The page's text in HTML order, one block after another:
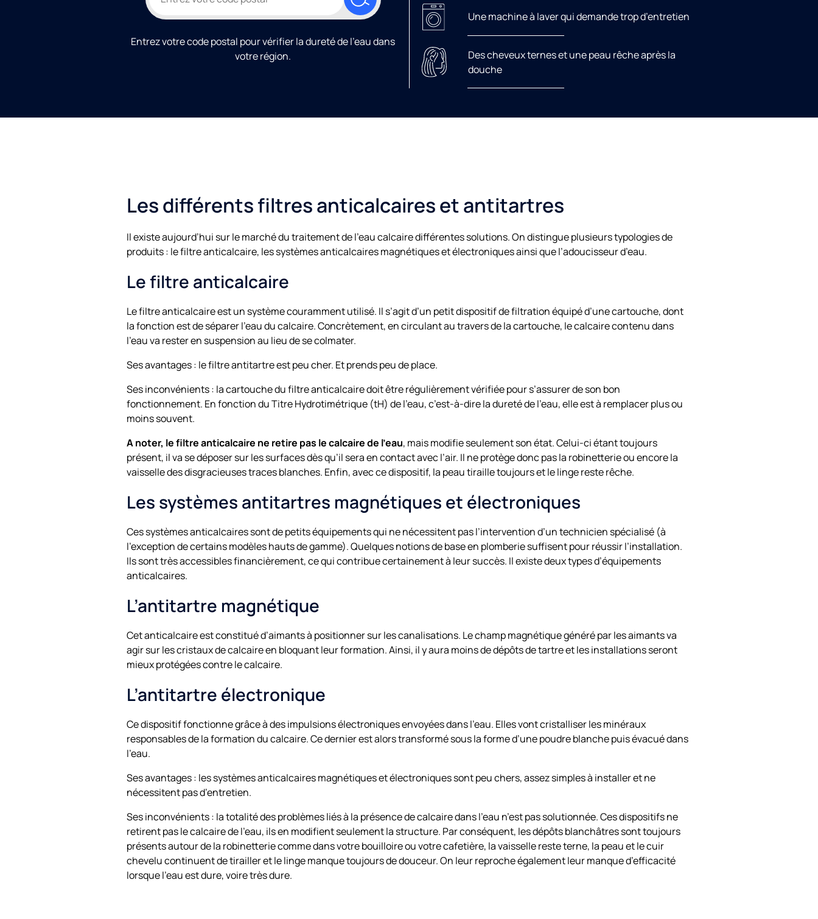
Entrez votre code postal pour vérifier la dureté de l'eau dans
votre région.
Une machine à laver qui demande trop d’entretien
Des cheveux ternes et une peau rêche après la
douche
Les différents filtres anticalcaires et antitartres
Il existe aujourd’hui sur le marché du traitement de l’eau calcaire différentes solutions. On distingue plusieurs typologies de
produits : le filtre anticalcaire, les systèmes anticalcaires magnétiques et électroniques ainsi que l’adoucisseur d’eau.
Le filtre anticalcaire
Le filtre anticalcaire est un système couramment utilisé. Il s’agit d’un petit dispositif de filtration équipé d’une cartouche, dont
la fonction est de séparer l’eau du calcaire. Concrètement, en circulant au travers de la cartouche, le calcaire contenu dans
l’eau va rester en suspension au lieu de se colmater.
Ses avantages : le filtre antitartre est peu cher. Et prends peu de place.
Ses inconvénients : la cartouche du filtre anticalcaire doit être régulièrement vérifiée pour s’assurer de son bon
fonctionnement. En fonction du Titre Hydrotimétrique (tH) de l’eau, c’est-à-dire la dureté de l’eau, elle est à remplacer plus ou
moins souvent.
A noter, le filtre anticalcaire ne retire pas le calcaire de l’eau, mais modifie seulement son état. Celui-ci étant toujours
présent, il va se déposer sur les surfaces dès qu’il sera en contact avec l’air. Il ne protège donc pas la robinetterie ou encore la
vaisselle des disgracieuses traces blanches. Enfin, avec ce dispositif, la peau tiraille toujours et le linge reste rêche.
Les systèmes antitartres magnétiques et électroniques
Ces systèmes anticalcaires sont de petits équipements qui ne nécessitent pas l’intervention d’un technicien spécialisé (à
l’exception de certains modèles hauts de gamme). Quelques notions de base en plomberie suffisent pour réussir l’installation.
Ils sont très accessibles financièrement, ce qui contribue certainement à leur succès. Il existe deux types d’équipements
anticalcaires.
L’antitartre magnétique
Cet anticalcaire est constitué d’aimants à positionner sur les canalisations. Le champ magnétique généré par les aimants va
agir sur les cristaux de calcaire en bloquant leur formation. Ainsi, il y aura moins de dépôts de tartre et les installations seront
mieux protégées contre le calcaire.
L’antitartre électronique
Ce dispositif fonctionne grâce à des impulsions électroniques envoyées dans l’eau. Elles vont cristalliser les minéraux
responsables de la formation du calcaire. Ce dernier est alors transformé sous la forme d’une poudre blanche puis évacué dans
l’eau.
Ses avantages : les systèmes anticalcaires magnétiques et électroniques sont peu chers, assez simples à installer et ne
nécessitent pas d’entretien.
Ses inconvénients : la totalité des problèmes liés à la présence de calcaire dans l’eau n’est pas solutionnée. Ces dispositifs ne
retirent pas le calcaire de l’eau, ils en modifient seulement la structure. Par conséquent, les dépôts blanchâtres sont toujours
présents autour de la robinetterie comme dans votre bouilloire ou votre cafetière, la vaisselle reste terne, la peau et le cuir
chevelu continuent de tirailler et le linge manque toujours de douceur. On leur reproche également leur manque d’efficacité
lorsque l’eau est dure, voire très dure.